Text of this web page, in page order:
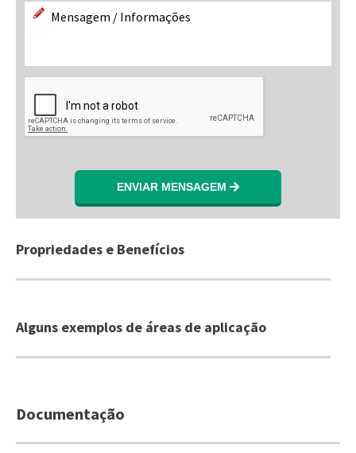
ENVIAR MENSAGEM
Propriedades e Benefícios
Alguns exemplos de áreas de aplicação
Documentação